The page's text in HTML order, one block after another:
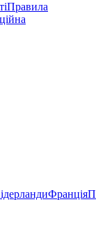
Правила
Франція